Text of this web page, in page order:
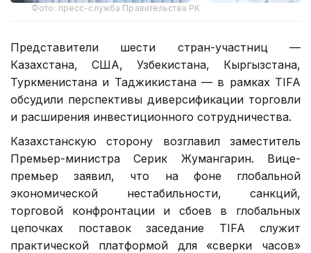
Фото: пресс-служба Правительства РК
Представители шести стран-участниц —
Казахстана, США, Узбекистана, Кыргызстана,
Туркменистана и Таджикистана — в рамках TIFA
обсудили перспективы диверсификации торговли
и расширения инвестиционного сотрудничества.
Казахстанскую сторону возглавил заместитель
Премьер-министра Серик Жумангарин. Вице-
премьер заявил, что на фоне глобальной
экономической нестабильности, санкций,
торговой конфронтации и сбоев в глобальных
цепочках поставок заседание TIFA служит
практической платформой для «сверки часов»